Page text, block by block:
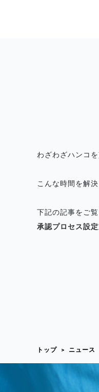
わざわざハンコ
こんな時間を解
下記の記事をご
承認プロセス設定
トップ ニュース